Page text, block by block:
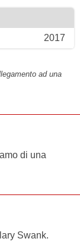
2017
ad una
di una
Swank.